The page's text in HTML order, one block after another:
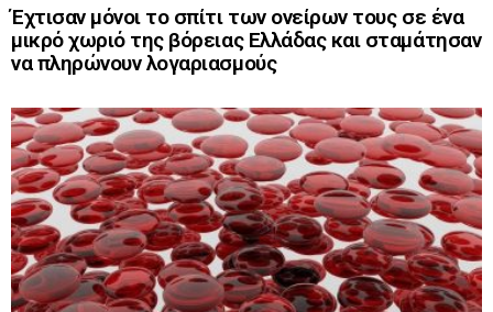
Έχτισαν μόνοι το σπίτι των ονείρων τους σε ένα
μικρό χωριό της βόρειας Ελλάδας και σταμάτησαν
να πληρώνουν λογαριασμούς